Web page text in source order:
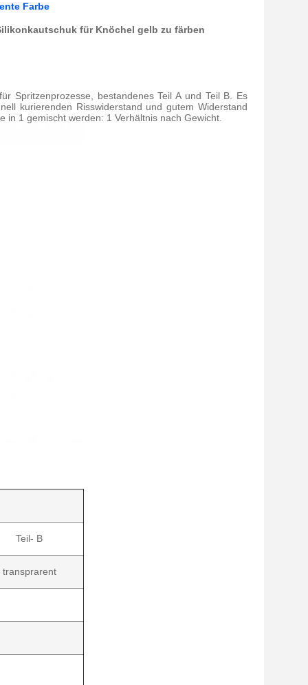
Farbe
für Knöchel gelb zu färben
Spritzenprozesse, bestandenes Teil A und Teil B. Es
kurierenden Risswiderstand und gutem Widerstand
1 gemischt werden: 1 Verhältnis nach Gewicht.
Teil- B
transprarent